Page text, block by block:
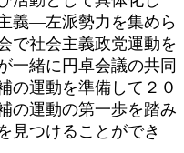
義―左派勢力を集めら
で社会主義政党運動を
一緒に円卓会議の共同
の運動を準備して２０
の運動の第一歩を踏み
見つけることができ